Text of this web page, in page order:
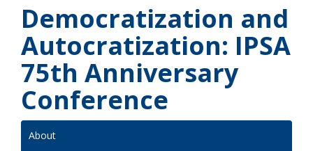
Democratization and
Autocratization: IPSA
75th Anniversary
Conference
About